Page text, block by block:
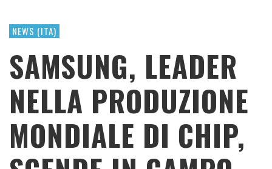
NEWS (ITA)
SAMSUNG, LEADER
NELLA PRODUZIONE
MONDIALE DI CHIP,